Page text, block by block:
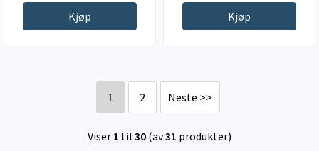
Kjøp Kjøp
1 2 Neste >>
Viser 1 til 30 (av31 produkter)